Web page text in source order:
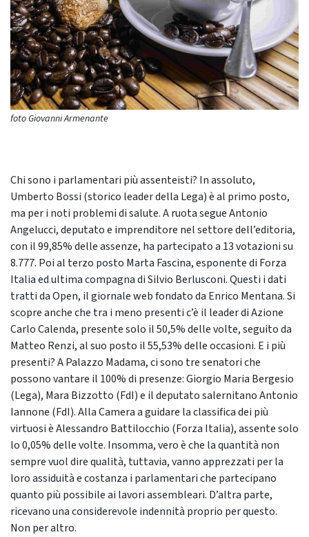
foto Giovanni Armenante
Chi sono i parlamentari più assenteisti? In assoluto,
Umberto Bossi (storico leader della Lega) è al primo posto,
ma per i noti problemi di salute. A ruota segue Antonio
Angelucci, deputato e imprenditore nel settore dell’editoria,
con il 99,85% delle assenze, ha partecipato a 13 votazioni su
8.777. Poi al terzo posto Marta Fascina, esponente di Forza
Italia ed ultima compagna di Silvio Berlusconi. Questi i dati
tratti da Open, il giornale web fondato da Enrico Mentana. Si
scopre anche che tra i meno presenti c’è il leader di Azione
Carlo Calenda, presente solo il 50,5% delle volte, seguito da
Matteo Renzi, al suo posto il 55,53% delle occasioni. E i più
presenti? A Palazzo Madama, ci sono tre senatori che
possono vantare il 100% di presenze: Giorgio Maria Bergesio
(Lega), Mara Bizzotto (FdI) e il deputato salernitano Antonio
Iannone (FdI). Alla Camera a guidare la classifica dei più
virtuosi è Alessandro Battilocchio (Forza Italia), assente solo
lo 0,05% delle volte. Insomma, vero è che la quantità non
sempre vuol dire qualità, tuttavia, vanno apprezzati per la
loro assiduità e costanza i parlamentari che partecipano
quanto più possibile ai lavori assembleari. D’altra parte,
ricevano una considerevole indennità proprio per questo.
Non per altro.